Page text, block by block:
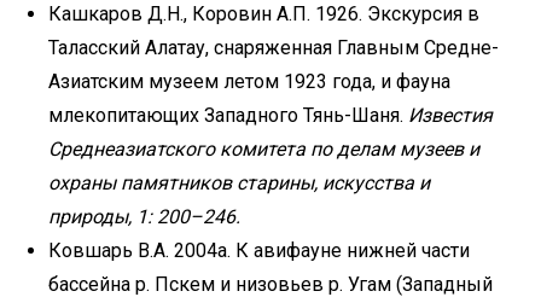
Кашкаров Д.Н., Коровин А.П. 1926. Экскурсия в
Таласский Алатау, снаряженная Главным Средне-
Азиатским музеем летом 1923 года, и фауна
млекопитающих Западного Тянь-Шаня. Известия
Среднеазиатского комитета по делам музеев и
охраны памятников старины, искусства и
природы, 1: 200–246.
Ковшарь В.А. 2004а. К авифауне нижней части
бассейна р. Пскем и низовьев р. Угам (Западный